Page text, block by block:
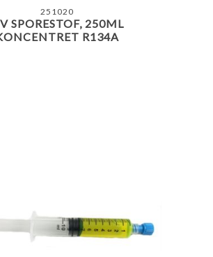
251020
SPORESTOF, 250ML
R134A